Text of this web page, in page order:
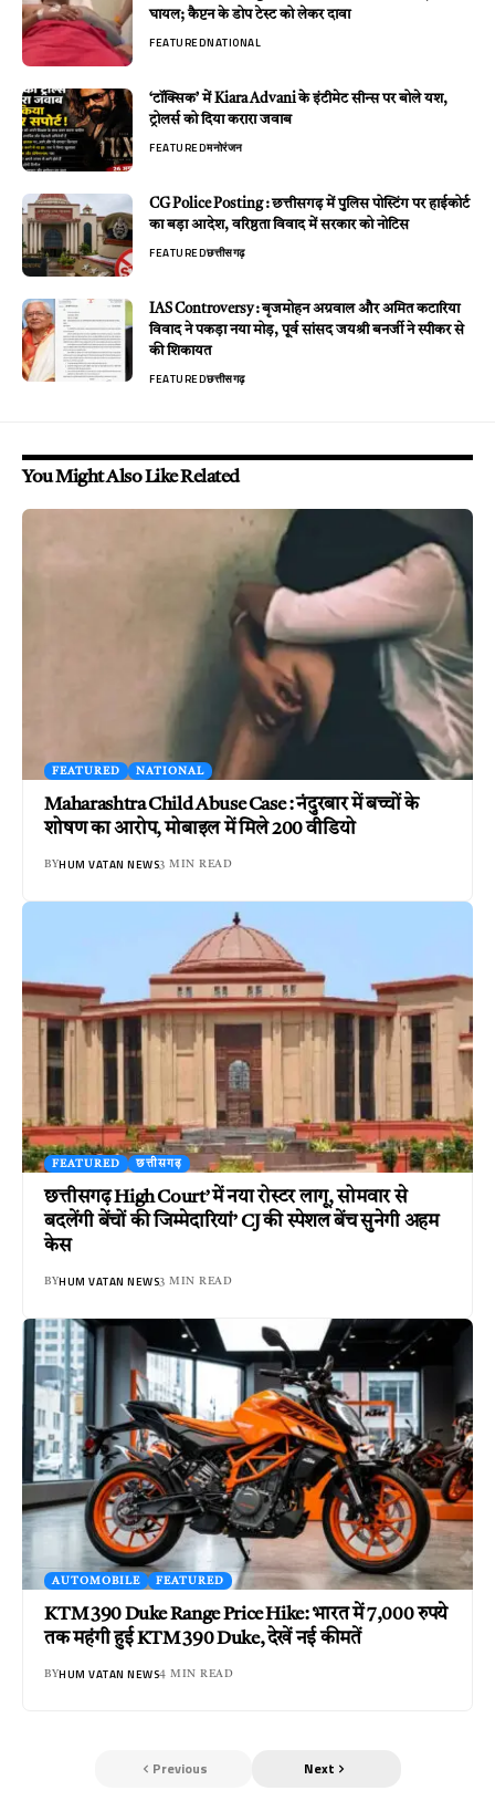
घायल; कैप्टन के डोप टेस्ट को लेकर दावा
FEATUREDNATIONAL
‘टॉक्सिक’ में Kiara Advani के इंटीमेट सीन्स पर बोले यश,
ट्रोलर्स को दिया करारा जवाब
FEATUREDमनोरंजन
CG Police Posting : छत्तीसगढ़ में पुलिस पोस्टिंग पर हाईकोर्ट
का बड़ा आदेश, वरिष्ठता विवाद में सरकार को नोटिस
FEATUREDछत्तीसगढ़
IAS Controversy : बृजमोहन अग्रवाल और अमित कटारिया
विवाद ने पकड़ा नया मोड़, पूर्व सांसद जयश्री बनर्जी ने स्पीकर से
की शिकायत
FEATUREDछत्तीसगढ़
You Might Also Like Related
FEATURED NATIONAL
Maharashtra Child Abuse Case : नंदुरबार में बच्चों के
शोषण का आरोप, मोबाइल में मिले 200 वीडियो
BYHUM VATAN NEWS3 MIN READ
FEATURED छत्तीसगढ़
छत्तीसगढ़ High Court’ में नया रोस्टर लागू, सोमवार से
बदलेंगी बेंचों की जिम्मेदारियां’ CJ की स्पेशल बेंच सुनेगी अहम
केस
BYHUM VATAN NEWS3 MIN READ
AUTOMOBILE FEATURED
KTM 390 Duke Range Price Hike: भारत में 7,000 रुपये
तक महंगी हुई KTM 390 Duke, देखें नई कीमतें
BYHUM VATAN NEWS4 MIN READ
Previous Next